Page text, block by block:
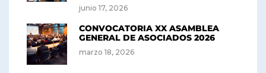
junio 17, 2026
CONVOCATORIA XX ASAMBLEA
GENERAL DE ASOCIADOS 2026
marzo 18, 2026